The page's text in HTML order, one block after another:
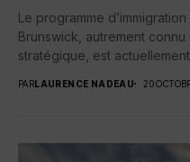
Le programme
Brunswick, autrement connu
stratégique, est
PARLAURENCE NADEAU 20